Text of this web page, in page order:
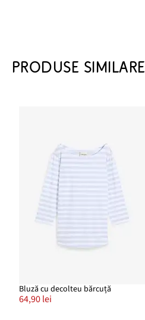
PRODUSE SIMILARE
Bluză cu decolteu bărcuță
64,90 lei